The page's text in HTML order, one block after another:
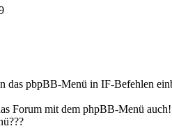
das pbpBB-Menü in IF-Befehlen
Forum mit dem phpBB-Menü auch!